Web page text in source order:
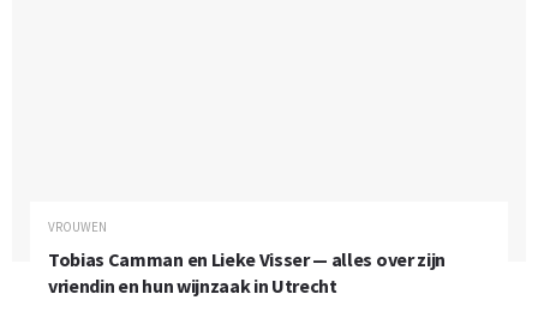
VROUWEN
Tobias Camman en Lieke Visser — alles over zijn
vriendin en hun wijnzaak in Utrecht